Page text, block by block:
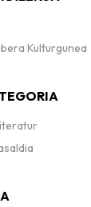
Kulturgunea